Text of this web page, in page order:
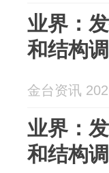
业界：
和结构
金台资讯
业界：
和结构